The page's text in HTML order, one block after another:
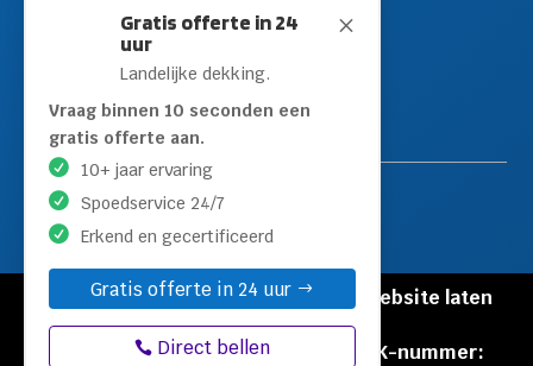
M
Gratis offerte in 24
uur
Landelijke dekking.
Vraag binnen 10 seconden een
gratis offerte aan.
10+ jaar ervaring
Spoedservice 24/7
Erkend en gecertificeerd
Gratis offerte in 24 uur
Direct bellen
Loodgieter Rijswijk
Loodgieter Schiedam
Loodgieter Leidschendam
Loodgieter Hilversum
© Copyright Loodgieters Kwartier |
Website laten
maken door Flexamedia
Privacyverklaring|Disclaimer KVK-nummer: